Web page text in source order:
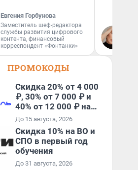
Евгения Горбунова
Заместитель шеф-редактора
службы развития цифрового
контента, финансовый
корреспондент «Фонтанки»
ПРОМОКОДЫ
Скидка 20% от 4 000
₽, 30% от 7 000 ₽ и
40% от 12 000 ₽ на
первый и все
повторные заказы по
промокоду ТРЕНД
До 15 августа, 2026
Скидка 10% на ВО и
СПО в первый год
обучения
До 31 августа, 2026